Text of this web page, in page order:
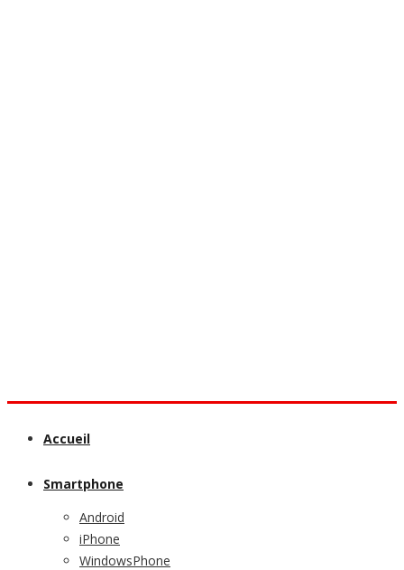
Accueil
Smartphone
Android
iPhone
WindowsPhone